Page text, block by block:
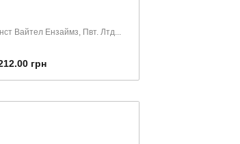
Вайтел Ензаймз, Пвт. Лтд...
грн